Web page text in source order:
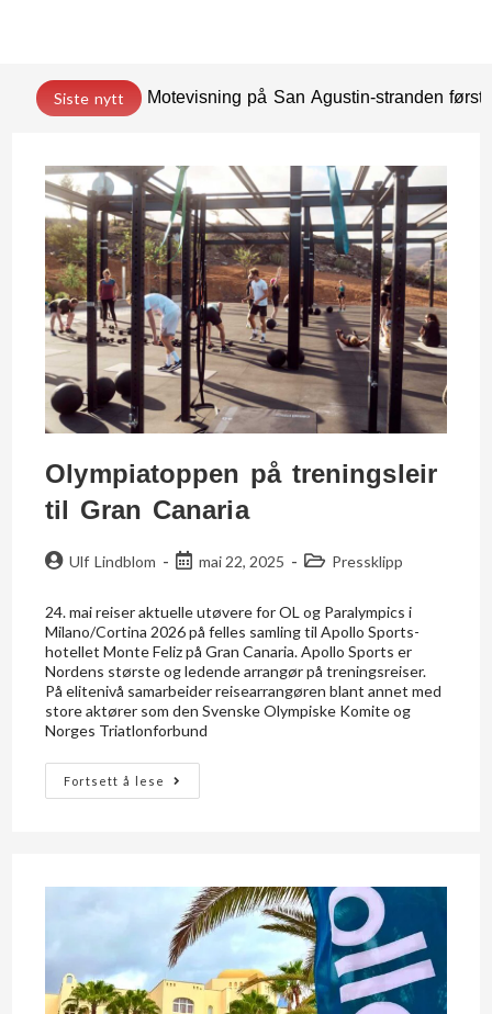
Siste nytt Motevisning på San Agustin-stranden
Olympiatoppen på treningsleir
til Gran Canaria
Ulf Lindblom mai 22, 2025 Pressklipp
24. mai reiser aktuelle utøvere for OL og Paralympics i
Milano/Cortina 2026 på felles samling til Apollo Sports-
hotellet Monte Feliz på Gran Canaria. Apollo Sports er
Nordens største og ledende arrangør på treningsreiser.
På elitenivå samarbeider reisearrangøren blant annet med
store aktører som den Svenske Olympiske Komite og
Norges Triatlonforbund
Fortsett å lese